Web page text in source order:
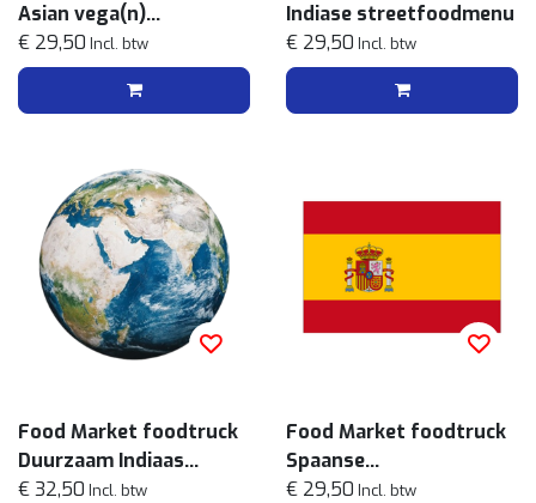
Asian vega(n)
streetfoodmenu
€ 29,50 Incl. btw
Indiase streetfoodmenu
€ 29,50 Incl. btw
Food Market foodtruck
Duurzaam Indiaas
streetfoodmenu
€ 32,50 Incl. btw
Food Market foodtruck
Spaanse
streetfoodmenu
€ 29,50 Incl. btw